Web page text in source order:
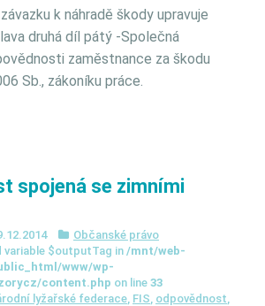
k náhradě škody upravuje
druhá díl pátý -Společná
zaměstnance za škodu
Sb., zákoníku práce.
spojená se zimními
Občanské právo
variable $outputTag in /mnt/web-
www/wp-
content.php on line 33
lyžařské federace, FIS, odpovědnost,